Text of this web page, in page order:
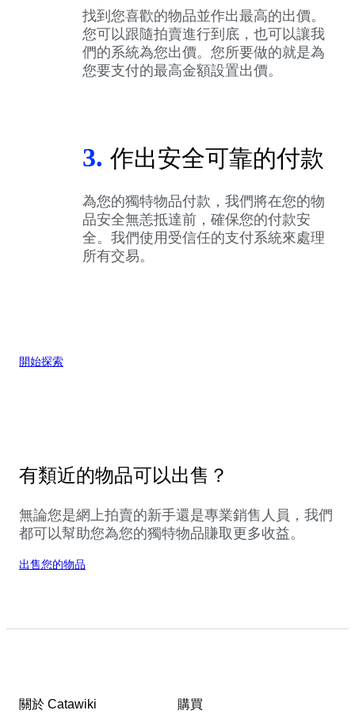
找到您喜歡的物品並作出最高的出價。
您可以跟隨拍賣進行到底，也可以讓我
們的系統為您出價。您所要做的就是為
您要支付的最高金額設置出價。
3. 作出安全可靠的付款
為您的獨特物品付款，我們將在您的物
品安全無恙抵達前，確保您的付款安
全。我們使用受信任的支付系統來處理
所有交易。
開始探索
有類近的物品可以出售？
無論您是網上拍賣的新手還是專業銷售人員，我們
都可以幫助您為您的獨特物品賺取更多收益。
出售您的物品
關於 Catawiki 購買